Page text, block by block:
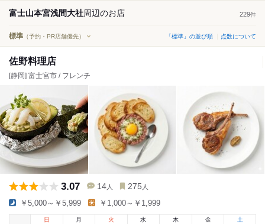
富士山本宮浅間大社周辺のお店 229件
標準 （予約・PR店舗優先） 「標準」の並び順 点数について
佐野料理店
[静岡] 富士宮市 / フレンチ
3.07 14 人 275 人
￥5,000～￥5,999 ￥1,000～￥1,999
日
月 火 水 木 金 土